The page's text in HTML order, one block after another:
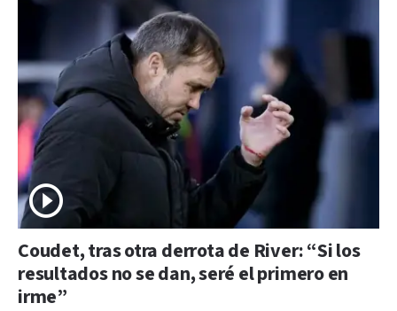
Coudet, tras otra derrota de River: “Si los
resultados no se dan, seré el primero en
irme”